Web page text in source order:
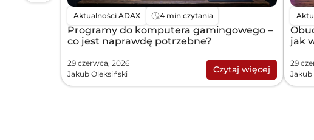
Aktualności ADAX 4 min czytania
Programy do komputera gamingowego –
co jest naprawdę potrzebne?
29 czerwca, 2026
Jakub Oleksiński
Czytaj więcej
jak
29
Jakub